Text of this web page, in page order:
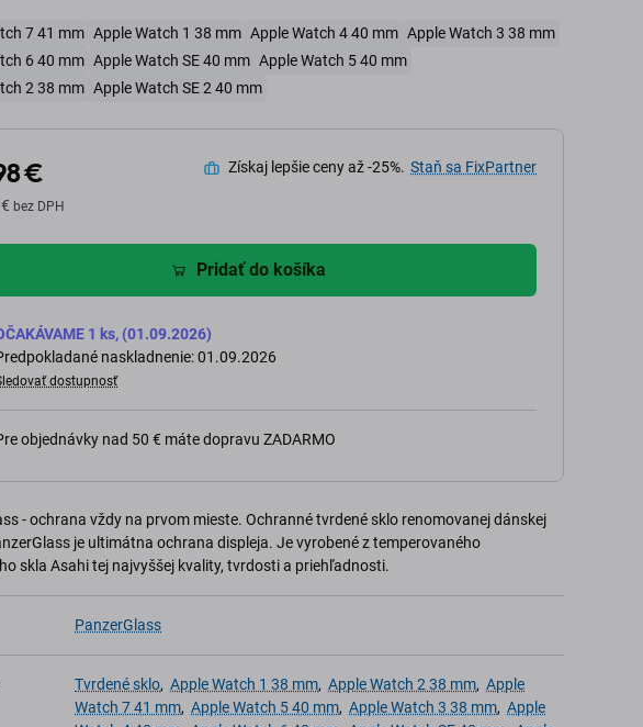
7 41 mm Apple Watch 1 38 mm Apple Watch 4 40 mm Apple Watch 3 38 mm
6 40 mm Apple Watch SE 40 mm Apple Watch 5 40 mm
2 38 mm Apple Watch SE 2 40 mm
€
bez DPH
Získaj lepšie ceny až -25%. Staň sa FixPartner
Pridať do košíka
1 ks, (01.09.2026)
naskladnenie: 01.09.2026
dostupnosť
objednávky nad 50 € máte dopravu ZADARMO
- ochrana vždy na prvom mieste. Ochranné tvrdené sklo renomovanej dánskej
je ultimátna ochrana displeja. Je vyrobené z temperovaného
skla Asahi tej najvyššej kvality, tvrdosti a priehľadnosti.
PanzerGlass
Tvrdené sklo, Apple Watch 1 38 mm, Apple Watch 2 38 mm, Apple
Watch 7 41 mm, Apple Watch 5 40 mm, Apple Watch 3 38 mm, Apple